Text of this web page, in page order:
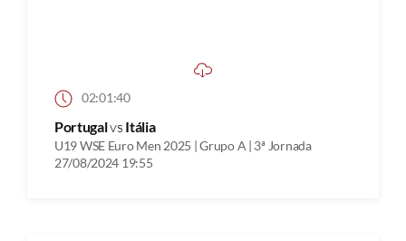
02:01:40
Portugalvs Itália
U19 WSE Euro Men 2025 | Grupo A | 3ª Jornada
27/08/2024 19:55